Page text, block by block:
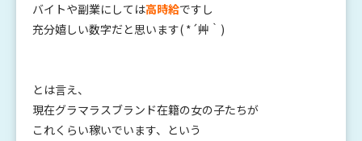
バイトや副業にしては高時給ですし
充分嬉しい数字だと思います( *´艸｀)
とは言え、
現在グラマラスブランド在籍の女の子たちが
これくらい稼いでいます、という